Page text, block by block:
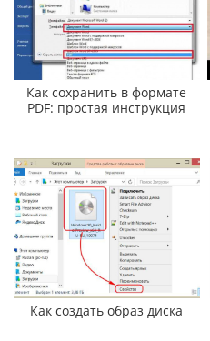
Как сохранить в формате
PDF: простая инструкция
Как создать образ диска